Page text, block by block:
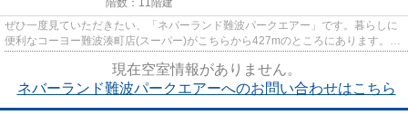
階数：11階建
ぜひ一度見ていただきたい、「ネバーランド難波パークエアー」です。暮らしに
便利なコーヨー難波湊町店(スーパー)がこちらから427mのところにあります。
現在空室情報がありません。
ネバーランド難波パークエアーへのお問い合わせはこちら